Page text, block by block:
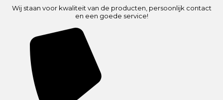
Wij staan voor kwaliteit van de producten, persoonlijk contact
en een goede service!